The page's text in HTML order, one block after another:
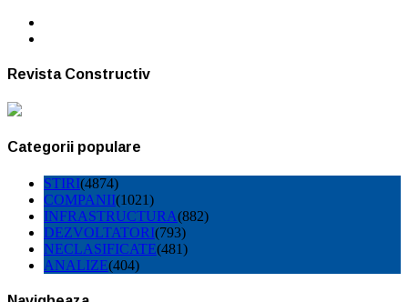
Revista Constructiv
Categorii populare
STIRI(4874)
COMPANII(1021)
INFRASTRUCTURA(882)
DEZVOLTATORI(793)
NECLASIFICATE(481)
ANALIZE(404)